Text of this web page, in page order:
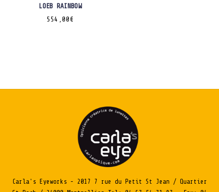
LOEB RAINBOW
554,00 €
Carla's Eyeworks - 2017 7 rue du Petit St Jean / Quartier